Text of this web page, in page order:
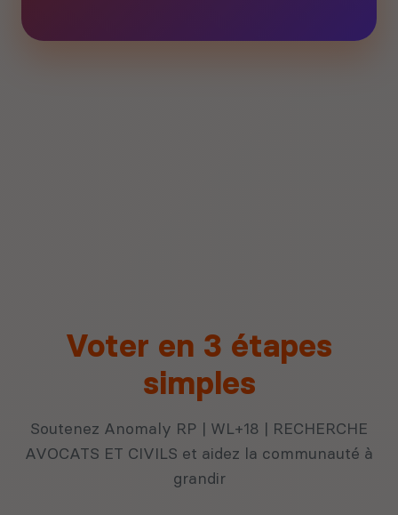
Voter en 3 étapes
simples
Soutenez Anomaly RP | WL+18 | RECHERCHE
AVOCATS ET CIVILS et aidez la communauté à
grandir